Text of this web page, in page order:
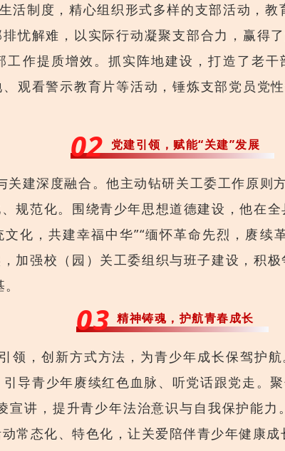
活制度，精心组织形式多样的支部活动，
忧解难， 以实际行动凝聚支部合力， 赢得
作提质增效。抓实阵地建设，打造了老
观看警示教育片等活动，锤炼支部党员党
02 党建引领，赋能“关建”发展
建深度融合。他主动钻研关工委工作原则
规范化。围绕青少年思想道德建设，他在
化，共建幸福中华”“缅怀革命先烈，赓
加强校（园）关工委组织与班子建设，积
03 精神铸魂，护航青春成长
领，创新方式方法，为青少年成长保驾护
导青少年赓续红色血脉、听党话跟党走。
宣讲，提升青少年法治意识与自我保护能
常态化、特色化，让关爱陪伴青少年健康成